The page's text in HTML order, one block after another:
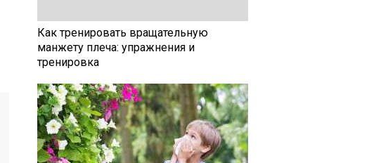
Как тренировать вращательную
манжету плеча: упражнения и
тренировка